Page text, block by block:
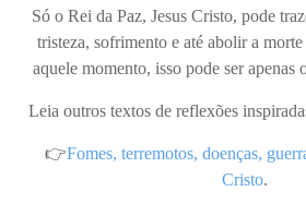
Só o Rei da Paz, Jesus Cristo, pode
tristeza, sofrimento e até abolir a
aquele momento, isso pode ser apenas
Leia outros textos de reflexões
👉Fomes, terremotos, doenças,
Cristo.